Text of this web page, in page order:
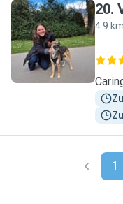
V
20.
4.9 km
1